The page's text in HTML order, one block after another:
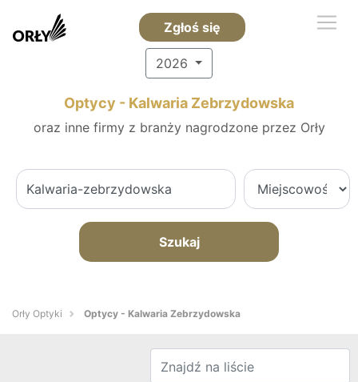
Zgłoś się
2026
Optycy - Kalwaria Zebrzydowska
oraz inne firmy z branży nagrodzone przez Orły
Szukaj
Orły Optyki Optycy - Kalwaria Zebrzydowska